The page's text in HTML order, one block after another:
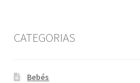
CATEGORIAS
Bebés